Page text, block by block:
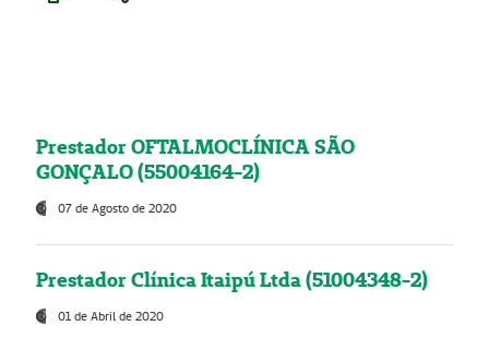
Prestador OFTALMOCLÍNICA SÃO
GONÇALO (55004164-2)
07 de Agosto de 2020
Prestador Clínica Itaipú Ltda (51004348-2)
01 de Abril de 2020